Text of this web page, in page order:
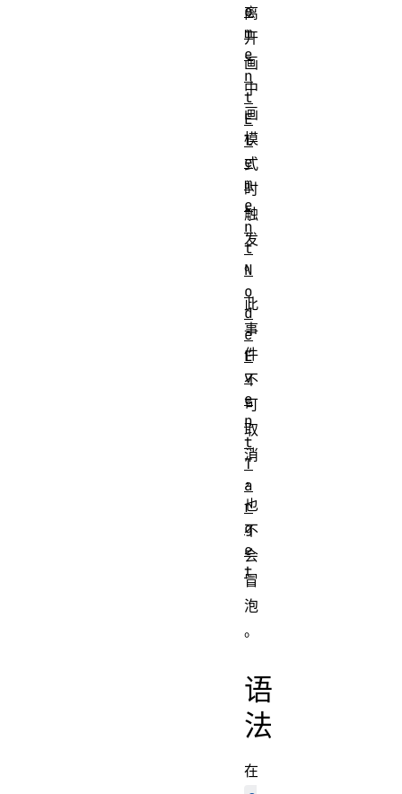
离
开
画
中
画
模
式
时
触
发
。
此
事
件
不
可
取
消
，
也
不
会
冒
泡
。
语
法
在
e
m
e
n
t
E
l
e
m
e
n
t
N
o
d
e
E
v
e
n
t
T
a
r
g
e
t